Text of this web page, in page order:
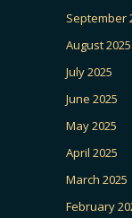
September
August 2025
July 2025
June 2025
May 2025
April 2025
March 2025
February